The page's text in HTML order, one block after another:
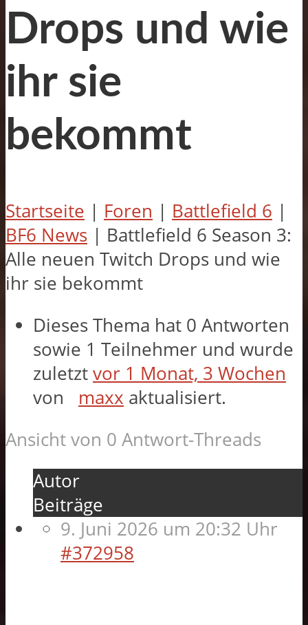
Drops und wie
ihr sie
bekommt
Startseite | Foren | Battlefield 6 |
BF6 News | Battlefield 6 Season 3:
Alle neuen Twitch Drops und wie
ihr sie bekommt
Dieses Thema hat 0 Antworten
sowie 1 Teilnehmer und wurde
zuletzt vor 1 Monat, 3 Wochen
von
maxx aktualisiert.
Ansicht von 0 Antwort-Threads
Autor
Beiträge
9. Juni 2026 um 20:32 Uhr
#372958